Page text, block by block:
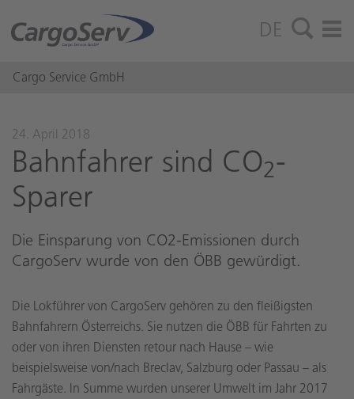
DE
Cargo Service GmbH
24. April 2018
Bahn­fah­rer sind CO2-
Spa­rer
Die Einsparung von CO2-Emissionen durch
CargoServ wurde von den ÖBB gewürdigt.
Die Lokführer von CargoServ gehören zu den fleißigsten
Bahnfahrern Österreichs. Sie nutzen die ÖBB für Fahrten zu
oder von ihren Diensten retour nach Hause – wie
beispielsweise von/nach Breclav, Salzburg oder Passau – als
Fahrgäste. In Summe wurden unserer Umwelt im Jahr 2017